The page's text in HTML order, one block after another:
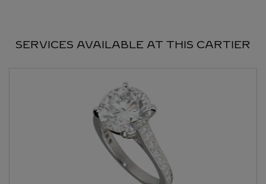
SERVICES AVAILABLE AT THIS CARTIER